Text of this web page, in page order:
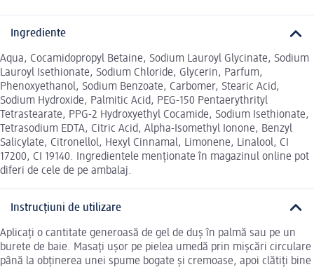
Ingrediente
Aqua, Cocamidopropyl Betaine, Sodium Lauroyl Glycinate, Sodium
Lauroyl Isethionate, Sodium Chloride, Glycerin, Parfum,
Phenoxyethanol, Sodium Benzoate, Carbomer, Stearic Acid,
Sodium Hydroxide, Palmitic Acid, PEG-150 Pentaerythrityl
Tetrastearate, PPG-2 Hydroxyethyl Cocamide, Sodium Isethionate,
Tetrasodium EDTA, Citric Acid, Alpha-Isomethyl Ionone, Benzyl
Salicylate, Citronellol, Hexyl Cinnamal, Limonene, Linalool, CI
17200, CI 19140. Ingredientele menționate în magazinul online pot
diferi de cele de pe ambalaj.
Instrucțiuni de utilizare
Aplicați o cantitate generoasă de gel de duș în palmă sau pe un
burete de baie. Masați ușor pe pielea umedă prin mișcări circulare
până la obținerea unei spume bogate și cremoase, apoi clătiți bine